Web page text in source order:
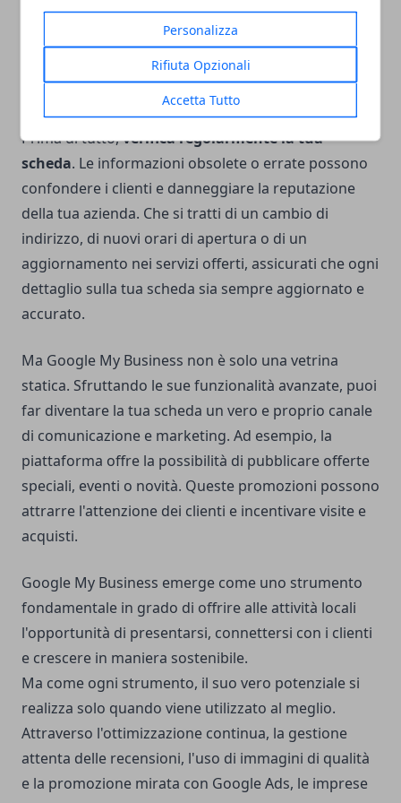
Personalizza
Rifiuta Opzionali
Accetta Tutto
gestione accurata delle informazioni aziendali
su Google My Businessè diventata una
componente essenziale per mantenere e migliorare
Prima di tutto,verifica regolarmente la tua
scheda. Le informazioni obsolete o errate possono
confondere i clienti e danneggiare la reputazione
della tua azienda. Che si tratti di un cambio di
indirizzo, di nuovi orari di apertura o di un
aggiornamento nei servizi offerti, assicurati che ogni
dettaglio sulla tua scheda sia sempre aggiornato e
accurato.
Ma Google My Business non è solo una vetrina
statica. Sfruttando le sue funzionalità avanzate, puoi
far diventare la tua scheda un vero e proprio canale
di comunicazione e marketing. Ad esempio, la
piattaforma offre la possibilità di pubblicare offerte
speciali, eventi o novità. Queste promozioni possono
attrarre l'attenzione dei clienti e incentivare visite e
acquisti.
Google My Business emerge come uno strumento
fondamentale in grado di offrire alle attività locali
l'opportunità di presentarsi, connettersi con i clienti
e crescere in maniera sostenibile.
Ma come ogni strumento, il suo vero potenziale si
realizza solo quando viene utilizzato al meglio.
Attraverso l'ottimizzazione continua, la gestione
attenta delle recensioni, l'uso di immagini di qualità
e la promozione mirata con Google Ads, le imprese